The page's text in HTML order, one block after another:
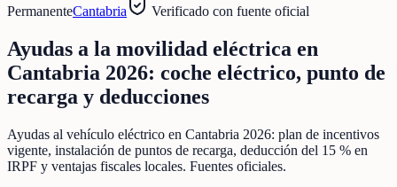
PermanenteCantabria Verificado con fuente oficial
Ayudas a la movilidad eléctrica en
Cantabria 2026: coche eléctrico, punto de
recarga y deducciones
Ayudas al vehículo eléctrico en Cantabria 2026: plan de incentivos
vigente, instalación de puntos de recarga, deducción del 15 % en
IRPF y ventajas fiscales locales. Fuentes oficiales.